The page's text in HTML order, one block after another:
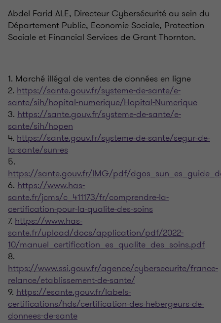
Abdel Farid ALE, Directeur Cybersécurité au sein du
Département Public, Economie Sociale, Protection
Sociale et Financial Services de Grant Thornton.
1. Marché illégal de ventes de données en ligne
2. https://sante.gouv.fr/systeme-de-sante/e-
sante/sih/hopital-numerique/Hopital-Numerique
3. https://sante.gouv.fr/systeme-de-sante/e-
sante/sih/hopen
4. https://sante.gouv.fr/systeme-de-sante/segur-de-
la-sante/sun-es
5.
https://sante.gouv.fr/IMG/pdf/
6. https://www.has-
sante.fr/jcms/c_411173/fr/comprendre-la-
certification-pour-la-qualite-des-soins
7. https://www.has-
sante.fr/upload/docs/application/pdf/2022-
10/manuel_certification_es_qualite_des_soins.pdf
8.
https://www.ssi.gouv.fr/agence/cybersecurite/france-
relance/etablissement-de-sante/
9. https://esante.gouv.fr/labels-
certifications/hds/certification-des-hebergeurs-de-
donnees-de-sante